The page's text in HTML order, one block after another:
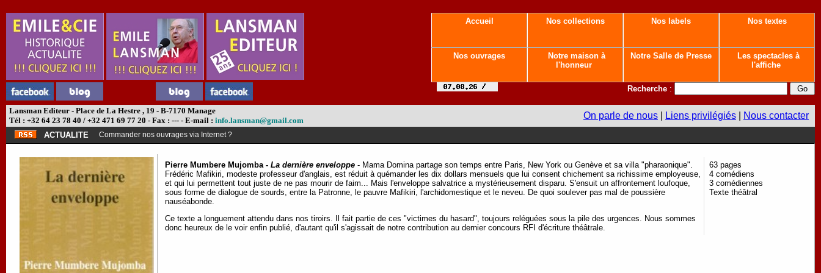
Accueil Nos collections Nos labels Nos textes
Nos ouvrages
Notre maison à
l'honneur
Notre Salle de Presse
Les spectacles à
l'affiche
Recherche :
Lansman Editeur - Place de La Hestre , 19 - B-7170 Manage
Tél : +32 64 23 78 40 / +32 471 69 77 20 - Fax : --- - E-mail : info.lansman@gmail.com On parle de nous Liens privilégiés Nous contacter
ACTUALITE Commander nos ouvrages via Internet ?
Pierre Mumbere Mujomba - La dernière enveloppe - Mama Domina partage son temps entre Paris, New York ou Genève et sa villa "pharaonique".
Frédéric Mafikiri, modeste professeur d'anglais, est réduit à quémander les dix dollars mensuels que lui consent chichement sa richissime employeuse,
et qui lui permettent tout juste de ne pas mourir de faim... Mais l'enveloppe salvatrice a mystérieusement disparu. S'ensuit un affrontement loufoque,
sous forme de dialogue de sourds, entre la Patronne, le pauvre Mafikiri, l'archidomestique et le neveu. De quoi soulever pas mal de poussière
nauséabonde.
Ce texte a longuement attendu dans nos tiroirs. Il fait partie de ces "victimes du hasard", toujours reléguées sous la pile des urgences. Nous sommes
donc heureux de le voir enfin publié, d'autant qu'il s'agissait de notre contribution au dernier concours RFI d'écriture théâtrale.
63 pages
4 comédiens
3 comédiennes
Texte théâtral